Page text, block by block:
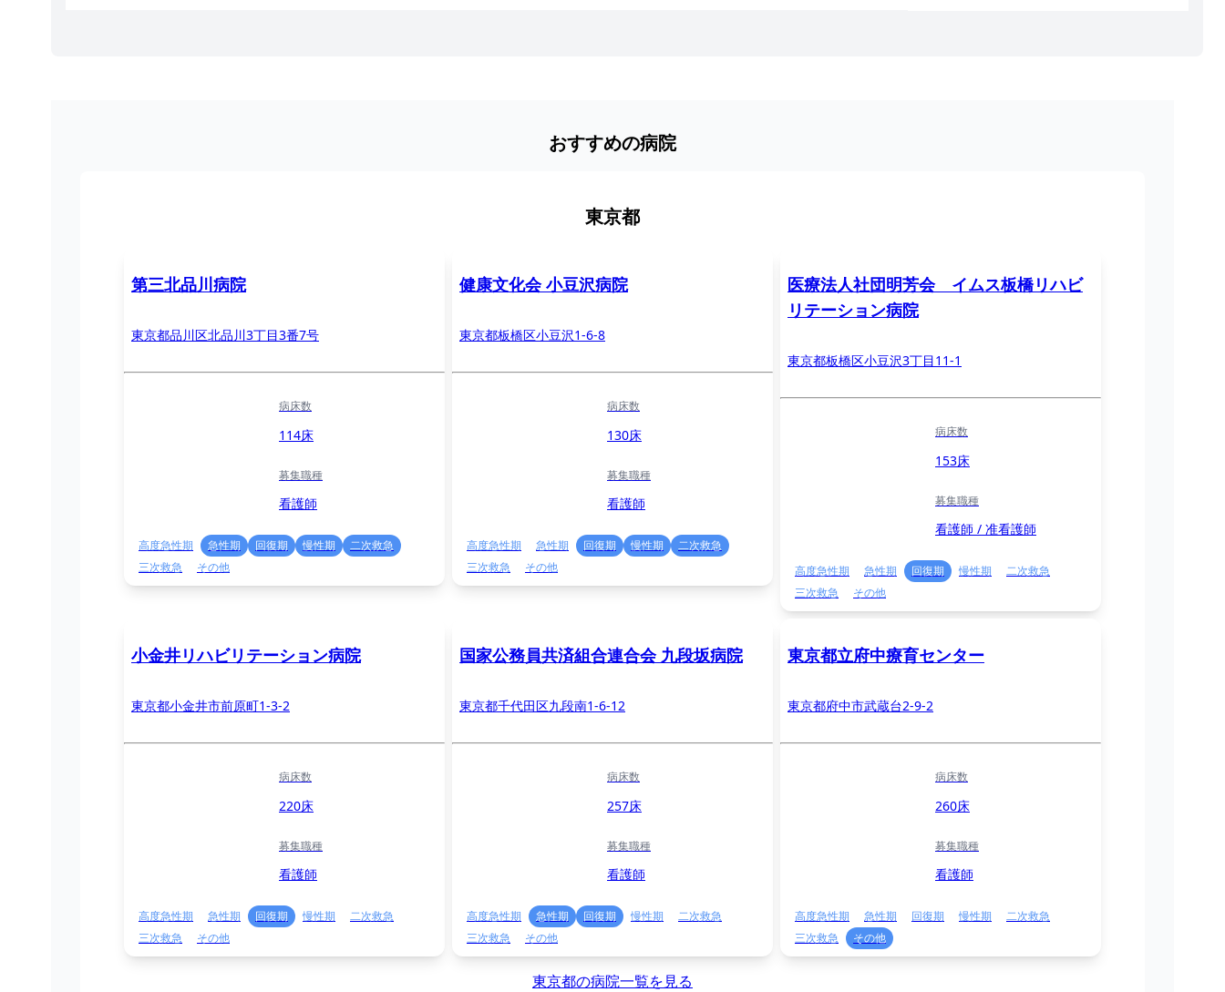
おすすめの病院
東京都
第三北品川病院
東京都品川区北品川3丁目3番7号
病床数
114床
募集職種
看護師
高度急性期 急性期 回復期 慢性期
二次救急
三次救急
その他
健康文化会 小豆沢病院
東京都板橋区小豆沢1-6-8
病床数
130床
募集職種
看護師
高度急性期 急性期 回復期 慢性期
二次救急
三次救急
その他
医療法人社団明芳会 イムス板橋リハビ
リテーション病院
東京都板橋区小豆沢3丁目11-1
病床数
153床
募集職種
看護師 / 准看護師
高度急性期 急性期 回復期 慢性期
二次救急
三次救急
その他
小金井リハビリテーション病院
東京都小金井市前原町1-3-2
病床数
220床
募集職種
看護師
高度急性期 急性期 回復期 慢性期
二次救急
三次救急
その他
国家公務員共済組合連合会 九段坂病院
東京都千代田区九段南1-6-12
病床数
257床
募集職種
看護師
高度急性期 急性期 回復期 慢性期
二次救急
三次救急
その他
東京都立府中療育センター
東京都府中市武蔵台2-9-2
病床数
260床
募集職種
看護師
高度急性期 急性期 回復期 慢性期
二次救急
三次救急
その他
東京都の病院一覧を見る